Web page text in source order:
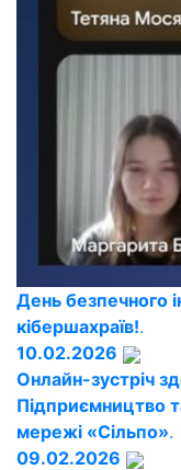
День безпечного
кібершахраїв!.
10.02.2026
Онлайн-зустріч
Підприємництво
мережі «Сільпо».
09.02.2026